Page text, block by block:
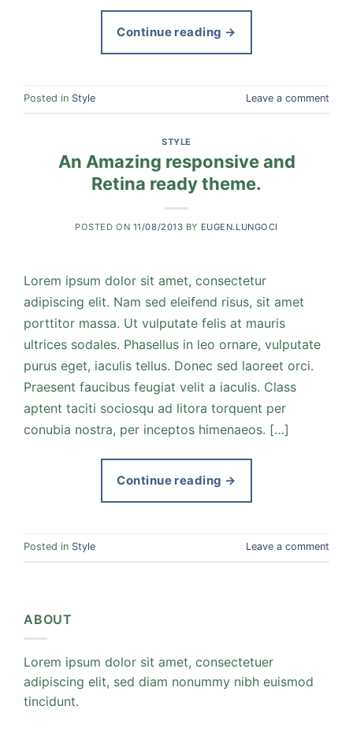
Continue reading →
Posted in Style Leave a comment
STYLE
An Amazing responsive and
Retina ready theme.
POSTED ON 11/08/2013 BY EUGEN.LUNGOCI
Lorem ipsum dolor sit amet, consectetur
adipiscing elit. Nam sed eleifend risus, sit amet
porttitor massa. Ut vulputate felis at mauris
ultrices sodales. Phasellus in leo ornare, vulputate
purus eget, iaculis tellus. Donec sed laoreet orci.
Praesent faucibus feugiat velit a iaculis. Class
aptent taciti sociosqu ad litora torquent per
conubia nostra, per inceptos himenaeos. […]
Continue reading →
Posted in Style Leave a comment
ABOUT
Lorem ipsum dolor sit amet, consectetuer
adipiscing elit, sed diam nonummy nibh euismod
tincidunt.